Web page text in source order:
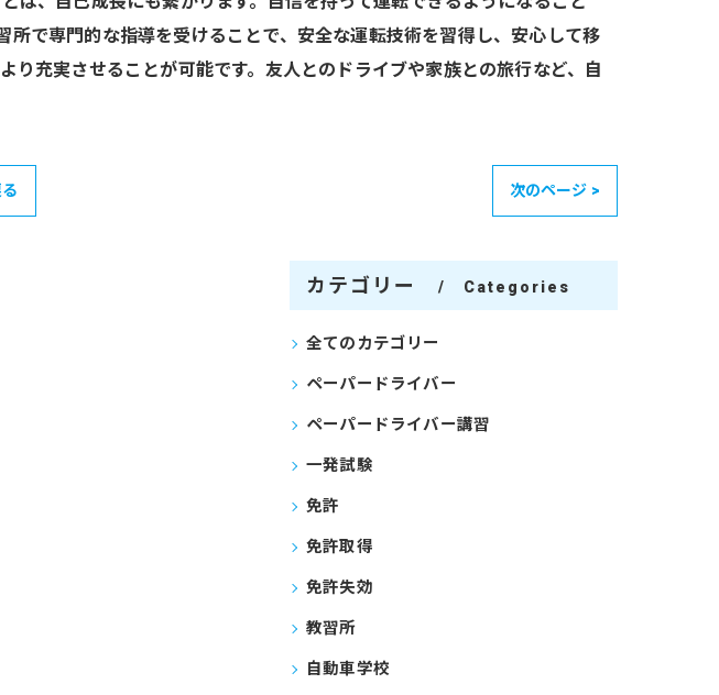
で専門的な指導を受けることで、安全な運転技術を習得し、安心して移
充実させることが可能です。友人とのドライブや家族との旅行など、自
次のページ >
カテゴリー Categories
全てのカテゴリー
ペーパードライバー
ペーパードライバー講習
一発試験
免許
免許取得
免許失効
教習所
自動車学校